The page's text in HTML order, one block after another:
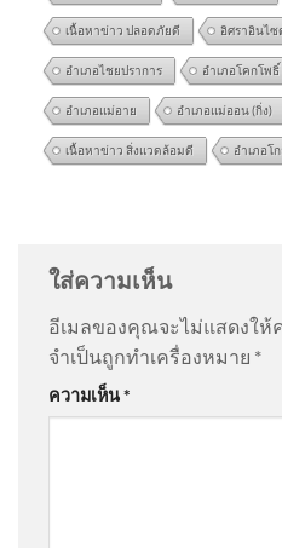
เนื้อหาข่าว ปลอดภัยดี อิศราอินไซ
อำเภอไชยปราการ อำเภอโคกโพธิ์
อำเภอแม่อาย อำเภอแม่ออน (กิ่ง)
เนื้อหาข่าว สิ่งแวดล้อมดี อำเภอโ
@อําพันธ์-ธ6ว on
วิถีคนบ้า
จ.เชียงใหม่ | ซีรีส์วิถีคน
ต
ใส่ความเห็น
อีเมลของคุณจะไม่แสดงให้
จำเป็นถูกทำเครื่องหมาย *
ความเห็น*